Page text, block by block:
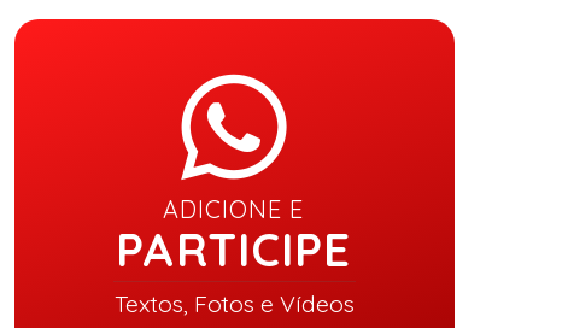
ADICIONE E
PARTICIPE
Textos, Fotos e Vídeos